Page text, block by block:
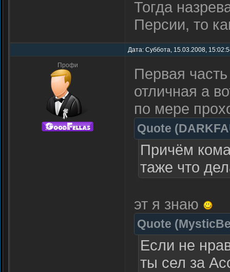
Тогда
Персии, то
Дата: Суббота, 15.03.2008,
Профи
Первая
отличная а
по мере
Quote (
Причём
таже что
эт я знаю
Quote (
Если не
ты сел за